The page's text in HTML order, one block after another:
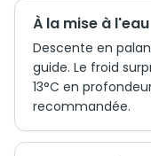
À la mise à l'eau
Descente en
guide. Le froid
13°C en
recommandée.